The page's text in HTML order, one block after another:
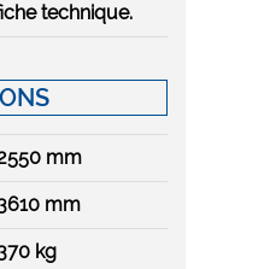
technique.
mm
mm
kg